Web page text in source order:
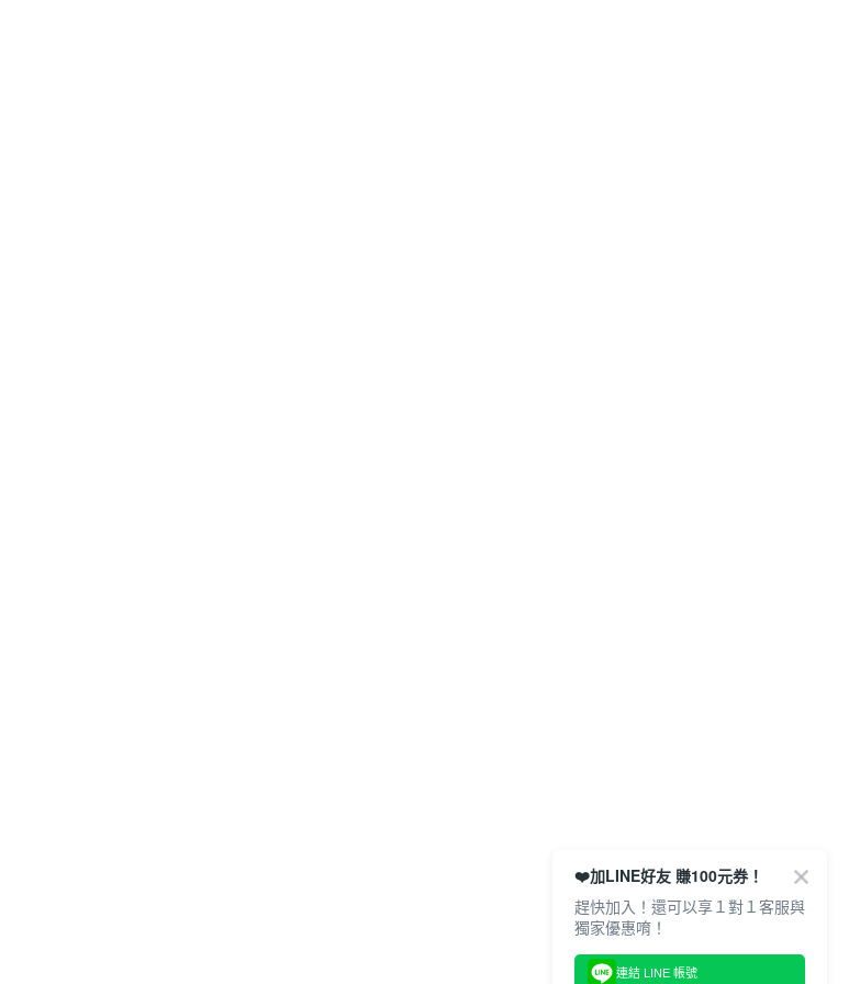
❤️加LINE好友 賺100元券！
趕快加入！還可以享１對１客服與
獨家優惠唷！
連結 LINE 帳號